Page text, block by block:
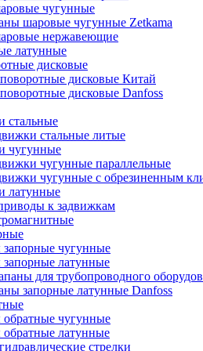
чугунные
шаровые чугунные Zetkama
нержавеющие
латунные
дисковые
дисковые Китай
дисковые Danfoss
стальные
стальные литые
чугунные
чугунные параллельные
чугунные с обрезиненным
латунные
к задвижкам
чугунные
латунные
для трубопроводного
запорные латунные Danfoss
чугунные
латунные
стрелки